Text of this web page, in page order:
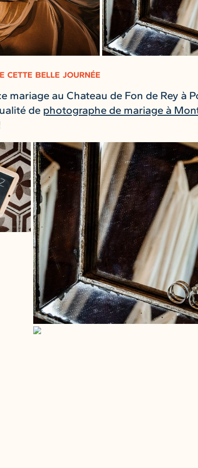
cette belle journée
mariage au Chateau de Fon de Rey à
de photographe de mariage à